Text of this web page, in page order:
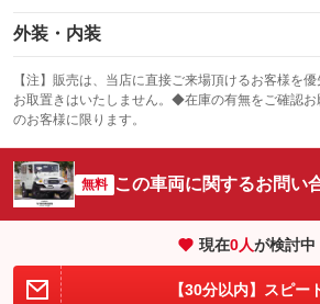
エアバッグ
：装備なし
：装備なし
サンルーフ
：装備なし ABS
エアコン
：装備あり Wエ
：装
リフトアップ
：装備なし パワ
：装
ダウンヒルアシストコントロール
：装備なし ：装
アイドリングストップ ドラ
外装・内装
カーナビ
：装備なし
TV
：装備なし
オーディオ：CDまたはCDチェンジャー
ビジュアル
：装備なし
革シート
：装備なし ハー
【注】販売は、当店に直接ご来場頂けるお客様を
お取置きはいたしません。◆在庫の有無をご確認
のお客様に限ります。
無料 この車両に関するお問い
現在0人が検討中
【30分以内】スピー